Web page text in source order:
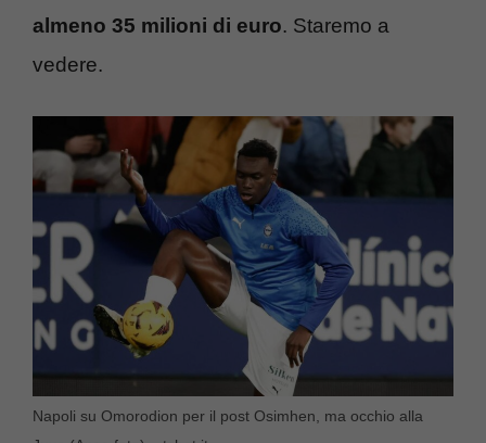
almeno 35 milioni di euro. Staremo a
vedere.
Napoli su Omorodion per il post Osimhen, ma occhio alla